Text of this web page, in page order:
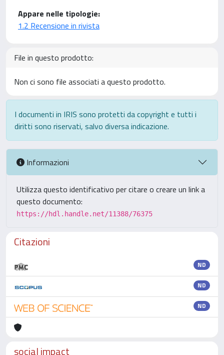
Appare nelle tipologie:
1.2 Recensione in rivista
File in questo prodotto:
Non ci sono file associati a questo prodotto.
I documenti in IRIS sono protetti da copyright e tutti i
diritti sono riservati, salvo diversa indicazione.
Informazioni
Utilizza questo identificativo per citare o creare un link a
questo documento:
https://hdl.handle.net/11388/76375
Citazioni
ND
ND
ND
social impact